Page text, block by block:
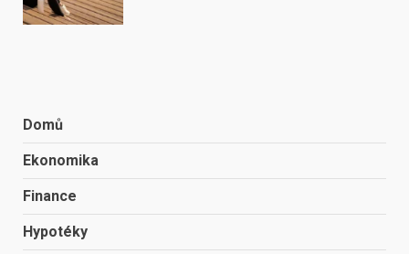
Domů
Ekonomika
Finance
Hypotéky